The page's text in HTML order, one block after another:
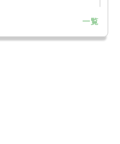
」iOS向け最新版を...
一覧